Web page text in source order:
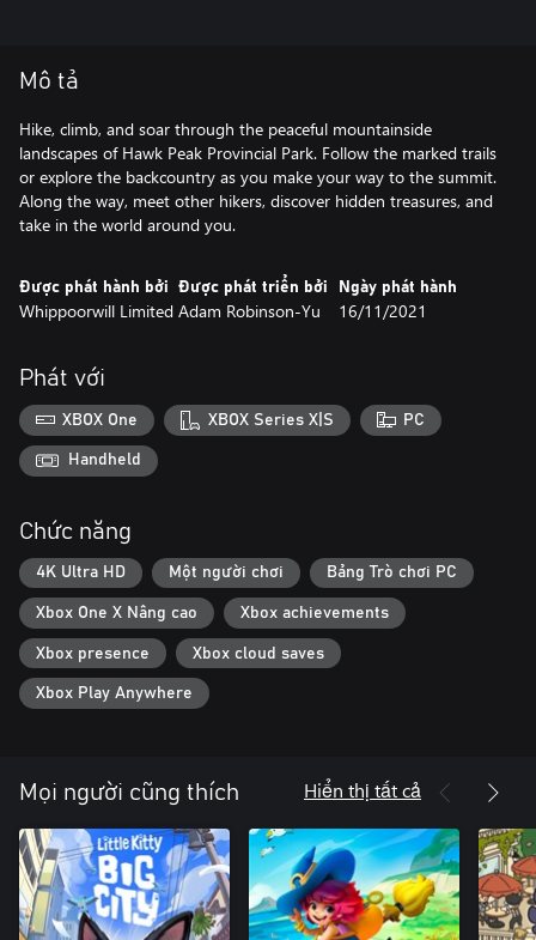
Mô tả
Hike, climb, and soar through the peaceful mountainside
landscapes of Hawk Peak Provincial Park. Follow the marked trails
or explore the backcountry as you make your way to the summit.
Along the way, meet other hikers, discover hidden treasures, and
take in the world around you.
Được phát hành bởi
Whippoorwill Limited
Được phát triển bởi
Adam Robinson-Yu
Ngày phát hành
16/11/2021
Phát với
XBOX One XBOX Series X|S PC
Handheld
Chức năng
4K Ultra HD Một người chơi Bảng Trò chơi PC
Xbox One X Nâng cao Xbox achievements
Xbox presence Xbox cloud saves
Xbox Play Anywhere
Mọi người cũng thích Hiển thị tất cả